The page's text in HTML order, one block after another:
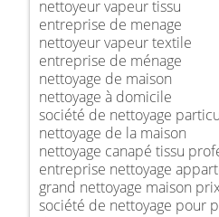
nettoyeur vapeur tissu
entreprise de menage
nettoyeur vapeur textile
entreprise de ménage
nettoyage de maison
nettoyage à domicile
société de nettoyage
nettoyage de la maison
nettoyage canapé tissu
entreprise nettoyage
grand nettoyage maison
société de nettoyage pour